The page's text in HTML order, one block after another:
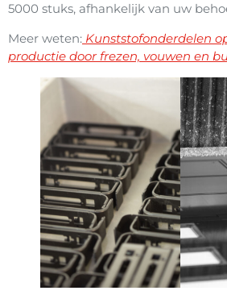
5000 stuks, afhankelijk van uw
Meer weten: Kunststofonderdelen
productie door frezen, vouwen en